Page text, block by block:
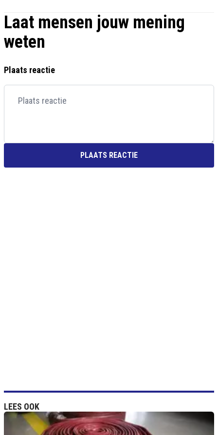
Laat mensen jouw mening
weten
Plaats reactie
PLAATS REACTIE
LEES OOK